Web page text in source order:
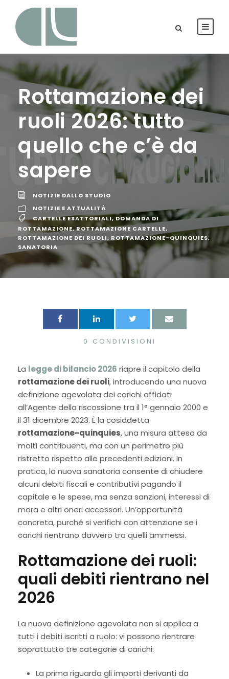
Rottamazione dei
ruoli 2026: tutto
quello che c’è da
sapere
NOTIZIE DALLO STUDIO
NOTIZIE E ATTUALITÀ
CARTELLE ESATTORIALI, DOMANDA DI
ROTTAMAZIONE,ROTTAMAZIONE CARTELLE,
ROTTAMAZIONE DEI RUOLI, ROTTAMAZIONE-QUINQUIES,
SANATORIA
0 CONDIVISIONI
La legge di bilancio 2026 riapre il capitolo della
rottamazione dei ruoli, introducendo una nuova
definizione agevolata dei carichi affidati
all’Agente della riscossione tra il 1° gennaio 2000 e
il 31 dicembre 2023. È la cosiddetta
rottamazione-quinquies, una misura attesa da
molti contribuenti, ma con un perimetro più
ristretto rispetto alle precedenti edizioni. In
pratica, la nuova sanatoria consente di chiudere
alcuni debiti fiscali e contributivi pagando il
capitale e le spese, ma senza sanzioni, interessi di
mora e altri oneri accessori. Un’opportunità
concreta, purché si verifichi con attenzione se i
carichi rientrano davvero tra quelli ammessi.
Rottamazione dei ruoli:
quali debiti rientrano nel
2026
La nuova definizione agevolata non si applica a
tutti i debiti iscritti a ruolo: vi possono rientrare
soprattutto tre categorie di carichi:
La prima riguarda gli importi derivanti da